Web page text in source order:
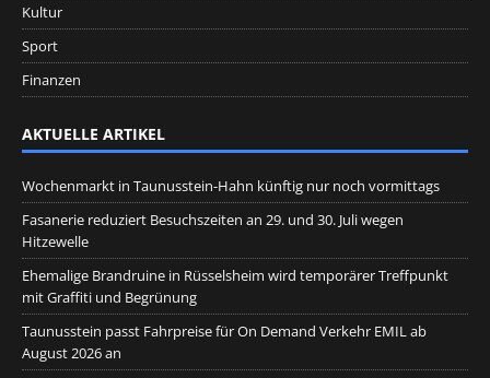
Kultur
Sport
Finanzen
AKTUELLE ARTIKEL
Wochenmarkt in Taunusstein-Hahn künftig nur noch vormittags
Fasanerie reduziert Besuchszeiten an 29. und 30. Juli wegen
Hitzewelle
Ehemalige Brandruine in Rüsselsheim wird temporärer Treffpunkt
mit Graffiti und Begrünung
Taunusstein passt Fahrpreise für On Demand Verkehr EMIL ab
August 2026 an